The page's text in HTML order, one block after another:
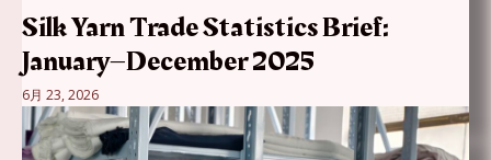
Silk Yarn Trade Statistics Brief:
January–December 2025
6月 23, 2026